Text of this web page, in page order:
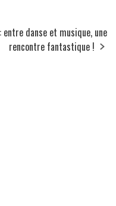
entre danse et musique, une
rencontre fantastique !